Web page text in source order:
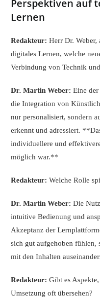
Perspektiven auf
Lernen
Redakteur: Herr Dr. Weber,
digitales Lernen, welche
Verbindung von Technik
Dr. Martin Weber: Eine
die Integration von
nur personalisiert, sondern
erkennt und adressiert.
individuellere und
möglich war.**
Redakteur: Welche Rolle
Dr. Martin Weber: Die
intuitive Bedienung und
Akzeptanz der
sich gut aufgehoben fühlen,
mit den Inhalten
Redakteur: Gibt es
Umsetzung oft übersehen?